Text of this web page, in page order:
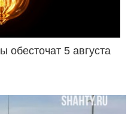
5 августа